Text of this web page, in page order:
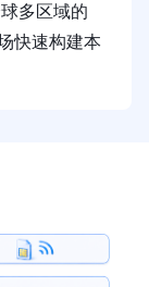
多区域的
快速构建本